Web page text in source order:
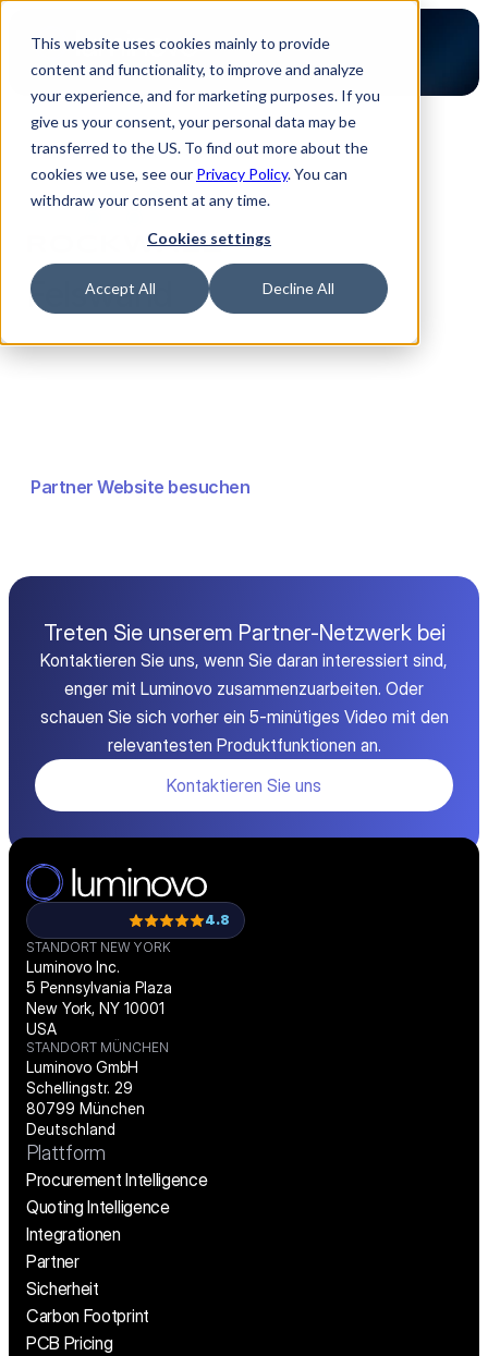
This website uses cookies mainly to provide
content and functionality, to improve and analyze
your experience, and for marketing purposes. If you
give us your consent, your personal data may be
transferred to the US. To find out more about the
cookies we use, see our Privacy Policy. You can
withdraw your consent at any time.
Cookies settings
Accept All Decline All
Zurück zur Partner Übersicht
Felswand
Partner Website besuchen
Treten Sie unserem Partner-Netzwerk bei
Kontaktieren Sie uns, wenn Sie daran interessiert sind,
enger mit Luminovo zusammenzuarbeiten. Oder
schauen Sie sich vorher ein 5-minütiges Video mit den
relevantesten Produktfunktionen an.
Kontaktieren Sie uns
4.8
STANDORT NEW YORK
Luminovo Inc.
5 Pennsylvania Plaza
New York, NY 10001
USA
STANDORT MÜNCHEN
Luminovo GmbH
Schellingstr. 29
80799 München
Deutschland
Plattform
Procurement Intelligence
Quoting Intelligence
Integrationen
Partner
Sicherheit
Carbon Footprint
PCB Pricing